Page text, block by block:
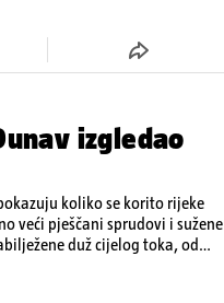
izgledao
koliko se korito rijeke
veći pješčani sprudovi i sužene
duž cijelog toka, od